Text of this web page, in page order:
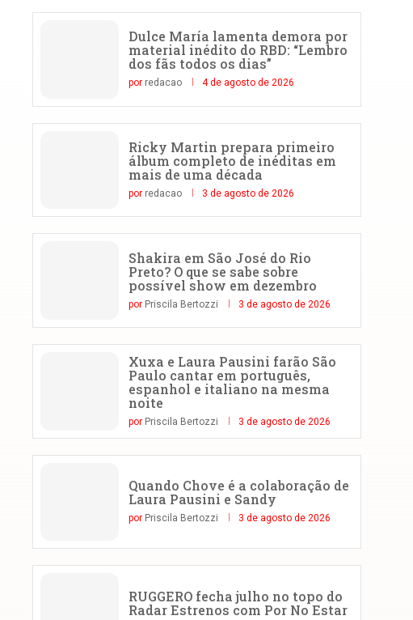
Dulce María lamenta demora por
material inédito do RBD: “Lembro
dos fãs todos os dias”
por redacao 4 de agosto de 2026
Ricky Martin prepara primeiro
álbum completo de inéditas em
mais de uma década
por redacao 3 de agosto de 2026
Shakira em São José do Rio
Preto? O que se sabe sobre
possível show em dezembro
por Priscila Bertozzi 3 de agosto de 2026
Xuxa e Laura Pausini farão São
Paulo cantar em português,
espanhol e italiano na mesma
noite
por Priscila Bertozzi 3 de agosto de 2026
Quando Chove é a colaboração de
Laura Pausini e Sandy
por Priscila Bertozzi 3 de agosto de 2026
RUGGERO fecha julho no topo do
Radar Estrenos com Por No Estar